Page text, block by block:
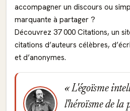
accompagner un discours ou
marquante à partager ?
Découvrez 37 000 Citations, un
citations d’auteurs célèbres,
et d’anonymes.
L'égoïsme
l'héroïsme de la